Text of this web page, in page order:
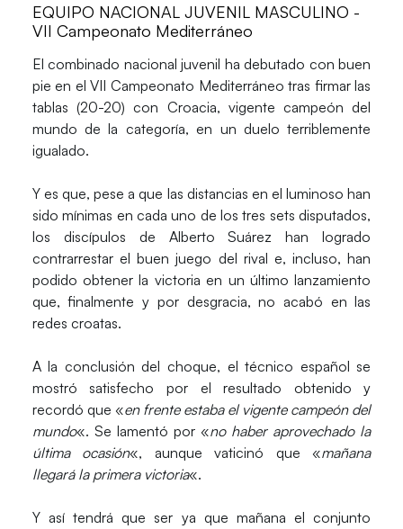
EQUIPO NACIONAL JUVENIL MASCULINO -
VII Campeonato Mediterráneo
El combinado nacional juvenil ha debutado con buen
pie en el VII Campeonato Mediterráneo tras firmar las
tablas (20-20) con Croacia, vigente campeón del
mundo de la categoría, en un duelo terriblemente
igualado.
Y es que, pese a que las distancias en el luminoso han
sido mínimas en cada uno de los tres sets disputados,
los discípulos de Alberto Suárez han logrado
contrarrestar el buen juego del rival e, incluso, han
podido obtener la victoria en un último lanzamiento
que, finalmente y por desgracia, no acabó en las
redes croatas.
A la conclusión del choque, el técnico español se
mostró satisfecho por el resultado obtenido y
recordó que «en frente estaba el vigente campeón del
mundo«. Se lamentó por «no haber aprovechado la
última ocasión«, aunque vaticinó que «mañana
llegará la primera victoria«.
Y así tendrá que ser ya que mañana el conjunto